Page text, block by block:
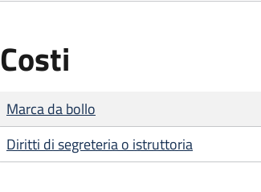
Costi
Tipo di pagamento
Importo
Marca da bollo
Diritti di segreteria o istruttoria